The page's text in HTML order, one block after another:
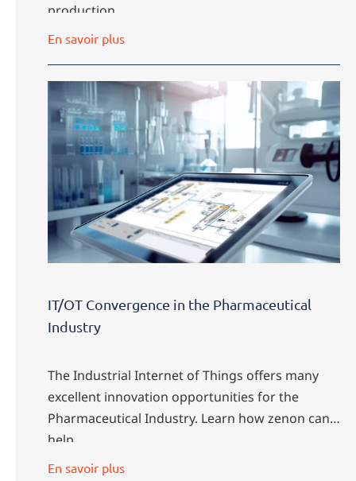
production.
En savoir plus
IT/OT Convergence in the Pharmaceutical
Industry
The Industrial Internet of Things offers many
excellent innovation opportunities for the
Pharmaceutical Industry. Learn how zenon can
help.
En savoir plus